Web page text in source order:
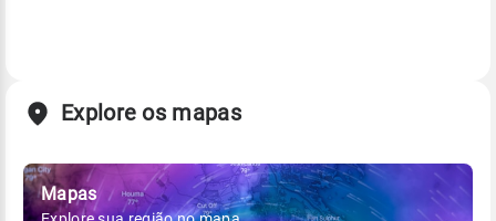
Explore os mapas
Mapas